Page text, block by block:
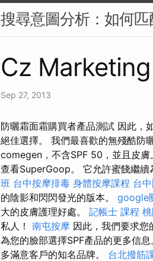
搜尋意圖分析：如何
Cz
Sep 27, 2013
防曬霜面霜購買者產品測試 因此，
絕佳選擇。 我們最喜歡的無殘酷防
comegen，不含SPF 50，並且皮
查看SuperGoop。 它允許蜜餞繼續
班 台中按摩排毒 身體按摩課程 台
的陰影和閃閃發光的版本。 google
大的皮膚護理好處。 記帳士 課程
私人！ 南屯按摩 因此，我們要求
為您的臉部選擇SPF產品的更多信息
多滿意客戶的知名品牌。 台北撥筋